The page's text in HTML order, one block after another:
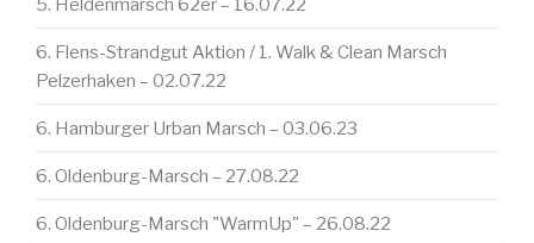
5. Heldenmarsch 62er – 16.07.22
6. Flens-Strandgut Aktion / 1. Walk & Clean Marsch
Pelzerhaken – 02.07.22
6. Hamburger Urban Marsch – 03.06.23
6. Oldenburg-Marsch – 27.08.22
6. Oldenburg-Marsch "WarmUp" – 26.08.22